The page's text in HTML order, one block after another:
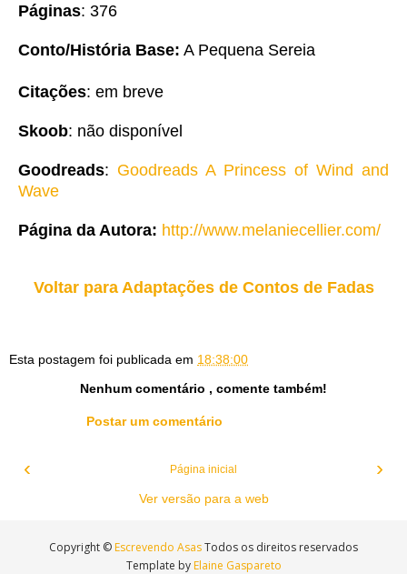
Páginas: 376
Conto/História Base: A Pequena Sereia
Citações: em breve
Skoob: não disponível
Goodreads: Goodreads A Princess of Wind and
Wave
Página da Autora: http://www.melaniecellier.com/
Voltar para Adaptações de Contos de Fadas
Esta postagem foi publicada em 18:38:00
Nenhum comentário , comente também!
Postar um comentário
‹ ›
Página inicial
Ver versão para a web
Copyright © Escrevendo AsasTodos os direitos reservados
Template by Elaine Gaspareto